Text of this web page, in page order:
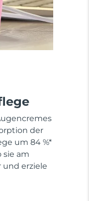
der
um 84 %*
sie am
und erziele